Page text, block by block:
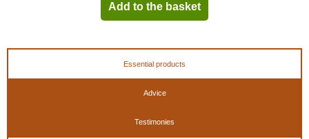
Add to the basket
Essential products
Advice
Testimonies